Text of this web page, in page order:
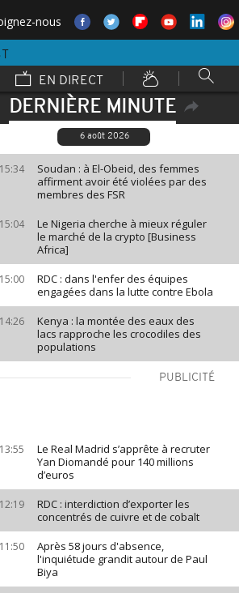
nous
EN DIRECT
DERNIÈRE MINUTE
6 août 2026
15:34
Soudan : à El-Obeid, des femmes
affirment avoir été violées par des
membres des FSR
15:04
Le Nigeria cherche à mieux réguler
le marché de la crypto [Business
Africa]
15:00
RDC : dans l'enfer des équipes
engagées dans la lutte contre Ebola
14:26
Kenya : la montée des eaux des
lacs rapproche les crocodiles des
populations
PUBLICITÉ
13:55
Le Real Madrid s’apprête à recruter
Yan Diomandé pour 140 millions
d’euros
12:19
RDC : interdiction d’exporter les
concentrés de cuivre et de cobalt
11:50
Après 58 jours d'absence,
l'inquiétude grandit autour de Paul
Biya